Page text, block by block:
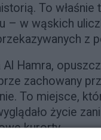
To właśnie
– w wąskich
z
Hamra,
zachowany
To miejsce,
życie
kurorty.